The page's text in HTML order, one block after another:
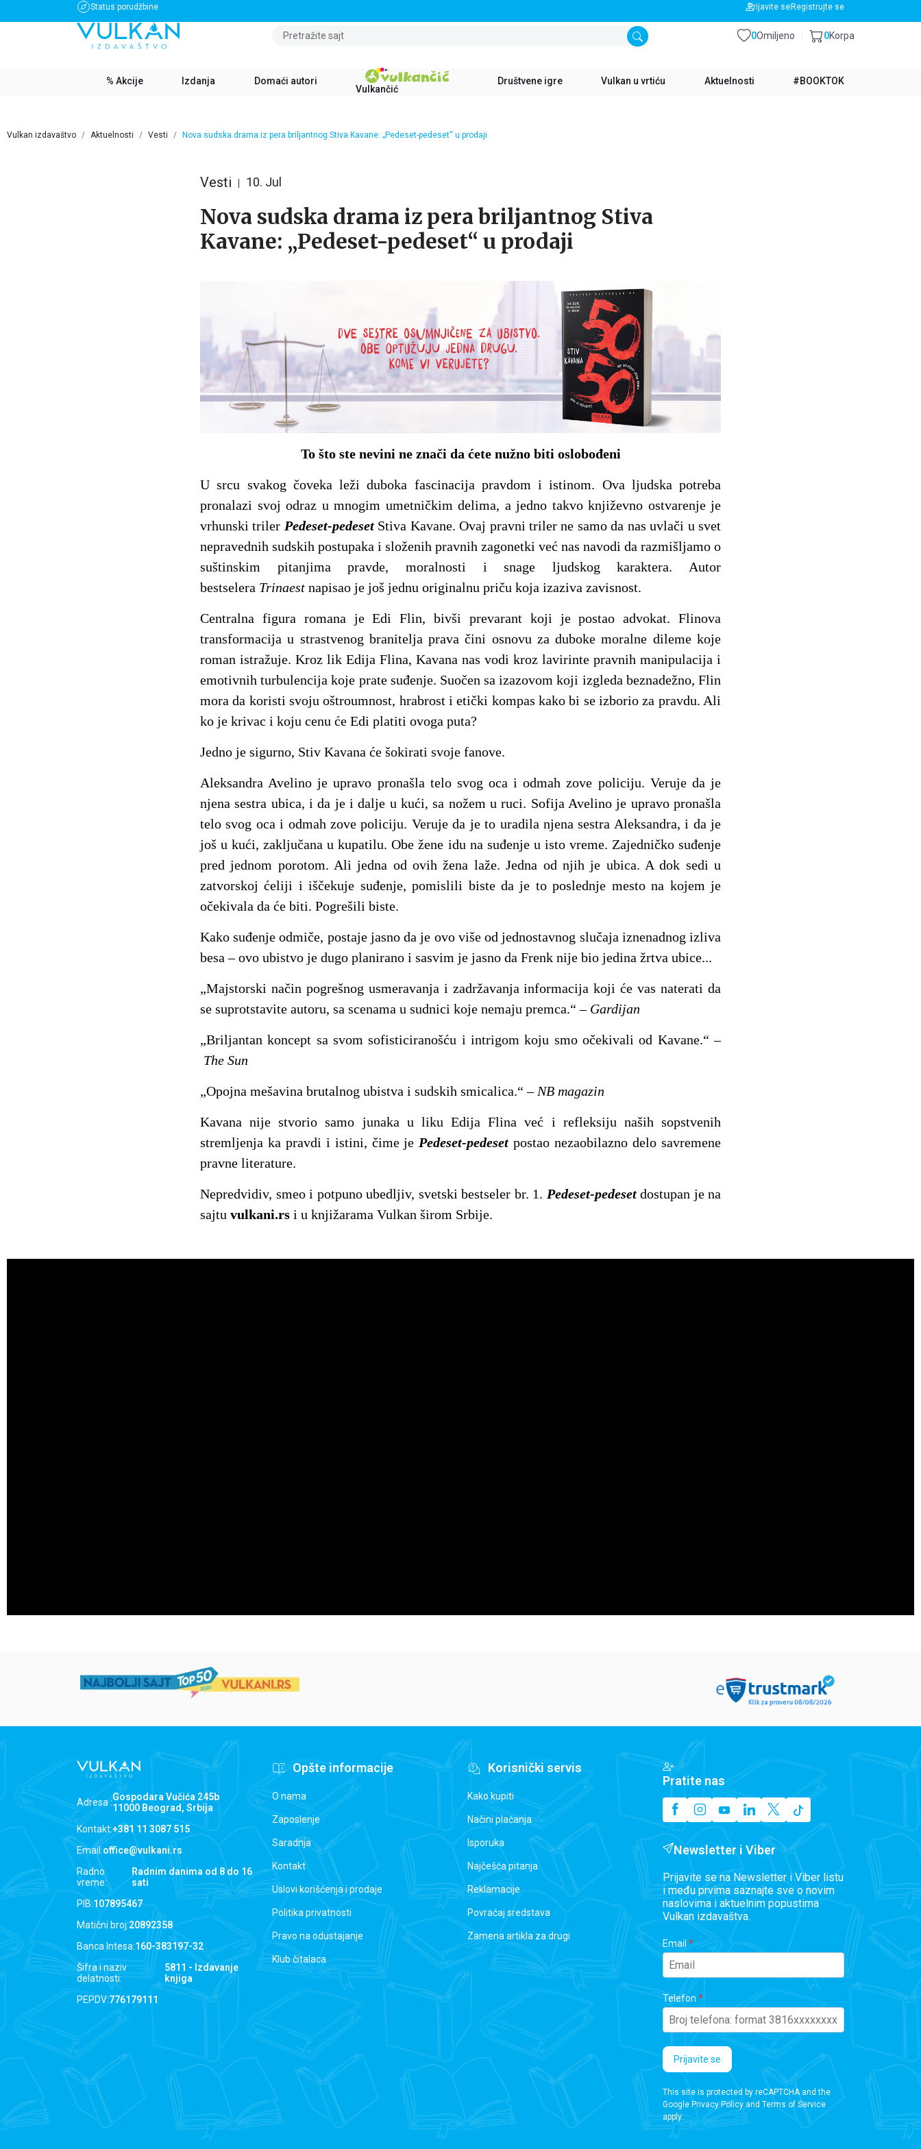
Status porudžbine
BESPLATNA DOSTAVA ZA IZNOS PREKO 3500 RSD BESPLATNA DOSTAVA ZA IZNOS PREKO 3500 RSD
Prijavite se Registrujte se
Pretražite sajt Omiljeno
0 Korpa
0
% Akcije Izdanja Domaći autori
Vulkančić
Društvene igre Vulkan u vrtiću Aktuelnosti #BOOKTOK
Vulkan izdavaštvo Aktuelnosti Vesti Nova sudska drama iz pera briljantnog Stiva Kavane: „Pedeset-pedeset“ u prodaji
Vesti 10. Jul
Nova sudska drama iz pera briljantnog Stiva
Kavane: „Pedeset-pedeset“ u prodaji
To što ste nevini ne znači da ćete nužno biti oslobođeni
U srcu svakog čoveka leži duboka fascinacija pravdom i istinom. Ova ljudska potreba
pronalazi svoj odraz u mnogim umetničkim delima, a jedno takvo književno ostvarenje je
vrhunski triler Pedeset-pedesetStiva Kavane. Ovaj pravni triler ne samo da nas uvlači u svet
nepravednih sudskih postupaka i složenih pravnih zagonetki već nas navodi da razmišljamo o
suštinskim pitanjima pravde, moralnosti i snage ljudskog karaktera. Autor
bestselera Trinaest napisao je još jednu originalnu priču koja izaziva zavisnost.
Centralna figura romana je Edi Flin, bivši prevarant koji je postao advokat. Flinova
transformacija u strastvenog branitelja prava čini osnovu za duboke moralne dileme koje
roman istražuje. Kroz lik Edija Flina, Kavana nas vodi kroz lavirinte pravnih manipulacija i
emotivnih turbulencija koje prate suđenje. Suočen sa izazovom koji izgleda beznadežno, Flin
mora da koristi svoju oštroumnost, hrabrost i etički kompas kako bi se izborio za pravdu. Ali
ko je krivac i koju cenu će Edi platiti ovoga puta?
Jedno je sigurno, Stiv Kavana će šokirati svoje fanove.
Aleksandra Avelino je upravo pronašla telo svog oca i odmah zove policiju. Veruje da je
njena sestra ubica, i da je i dalje u kući, sa nožem u ruci. Sofija Avelino je upravo pronašla
telo svog oca i odmah zove policiju. Veruje da je to uradila njena sestra Aleksandra, i da je
još u kući, zaključana u kupatilu. Obe žene idu na suđenje u isto vreme. Zajedničko suđenje
pred jednom porotom. Ali jedna od ovih žena laže. Jedna od njih je ubica. A dok sedi u
zatvorskoj ćeliji i iščekuje suđenje, pomislili biste da je to poslednje mesto na kojem je
očekivala da će biti. Pogrešili biste.
Kako suđenje odmiče, postaje jasno da je ovo više od jednostavnog slučaja iznenadnog izliva
besa – ovo ubistvo je dugo planirano i sasvim je jasno da Frenk nije bio jedina žrtva ubice...
„Majstorski način pogrešnog usmeravanja i zadržavanja informacija koji će vas naterati da
se suprotstavite autoru, sa scenama u sudnici koje nemaju premca.“ – Gardijan
„Briljantan koncept sa svom sofisticiranošću i intrigom koju smo očekivali od Kavane.“ –
The Sun
„Opojna mešavina brutalnog ubistva i sudskih smicalica.“ –NB magazin
Kavana nije stvorio samo junaka u liku Edija Flina već i refleksiju naših sopstvenih
stremljenja ka pravdi i istini, čime jePedeset-pedeset postao nezaobilazno delo savremene
pravne literature.
Nepredvidiv, smeo i potpuno ubedljiv, svetski bestseler br. 1. Pedeset-pedesetdostupan je na
sajtu vulkani.rs i u knjižarama Vulkan širom Srbije.
Adresa :Gospodara Vučića 245b
11000 Beograd, Srbija
Kontakt:+381 11 3087 515
Email:office@vulkani.rs
Radno
vreme:
Radnim danima od 8 do 16
sati
PIB:107895467
Matični broj:20892358
Banca Intesa:160-383197-32
Šifra i naziv
delatnosti:
5811 - Izdavanje
knjiga
PEPDV:776179111
Opšte informacije
O nama
Zaposlenje
Saradnja
Kontakt
Uslovi korišćenja i prodaje
Politika privatnosti
Pravo na odustajanje
Klub čitalaca
Korisnički servis
Kako kupiti
Načini plaćanja
Isporuka
Najčešća pitanja
Reklamacije
Povraćaj sredstava
Zamena artikla za drugi
Pratite nas
Newsletter i Viber
Prijavite se na Newsletter i Viber listu
i među prvima saznajte sve o novim
naslovima i aktuelnim popustima
Vulkan izdavaštva.
Email
Telefon
Prijavite se
This site is protected by reCAPTCHA and the
Google Privacy Policyand Terms of Service
apply.